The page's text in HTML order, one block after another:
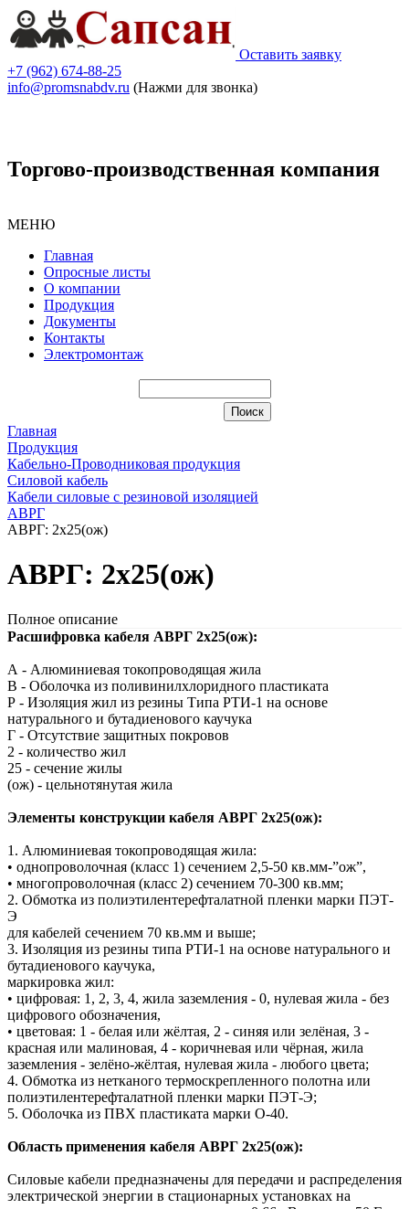
Оставить заявку
+7 (962) 674-88-25
info@promsnabdv.ru (Нажми для звонка)
Торгово-производственная компания
МЕНЮ
Главная
Опросные листы
О компании
Продукция
Документы
Контакты
Электромонтаж
Главная
Продукция
Кабельно-Проводниковая продукция
Силовой кабель
Кабели силовые с резиновой изоляцией
АВРГ
АВРГ: 2х25(ож)
АВРГ: 2х25(ож)
Полное описание
Расшифровка кабеля АВРГ 2х25(ож):
А - Алюминиевая токопроводящая жила
В - Оболочка из поливинилхлоридного пластиката
Р - Изоляция жил из резины Типа РТИ-1 на основе
натурального и бутадиенового каучука
Г - Отсутствие защитных покровов
2 - количество жил
25 - сечение жилы
(ож) - цельнотянутая жила
Элементы конструкции кабеля АВРГ 2х25(ож):
1. Алюминиевая токопроводящая жила:
• однопроволочная (класс 1) сечением 2,5-50 кв.мм-”ож”,
• многопроволочная (класс 2) сечением 70-300 кв.мм;
2. Обмотка из полиэтилентерефталатной пленки марки ПЭТ-
Э
для кабелей сечением 70 кв.мм и выше;
3. Изоляция из резины типа РТИ-1 на основе натурального и
бутадиенового каучука,
маркировка жил:
• цифровая: 1, 2, 3, 4, жила заземления - 0, нулевая жила - без
цифрового обозначения,
• цветовая: 1 - белая или жёлтая, 2 - синяя или зелёная, 3 -
красная или малиновая, 4 - коричневая или чёрная, жила
заземления - зелёно-жёлтая, нулевая жила - любого цвета;
4. Обмотка из нетканого термоскрепленного полотна или
полиэтилентерефталатной пленки марки ПЭТ-Э;
5. Оболочка из ПВХ пластиката марки О-40.
Область применения кабеля АВРГ 2х25(ож):
Силовые кабели предназначены для передачи и распределения
электрической энергии в стационарных установках на